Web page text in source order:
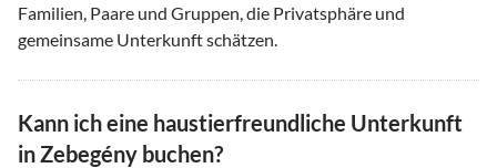
Familien, Paare und Gruppen, die Privatsphäre und
gemeinsame Unterkunft schätzen.
Kann ich eine haustierfreundliche Unterkunft
in Zebegény buchen?